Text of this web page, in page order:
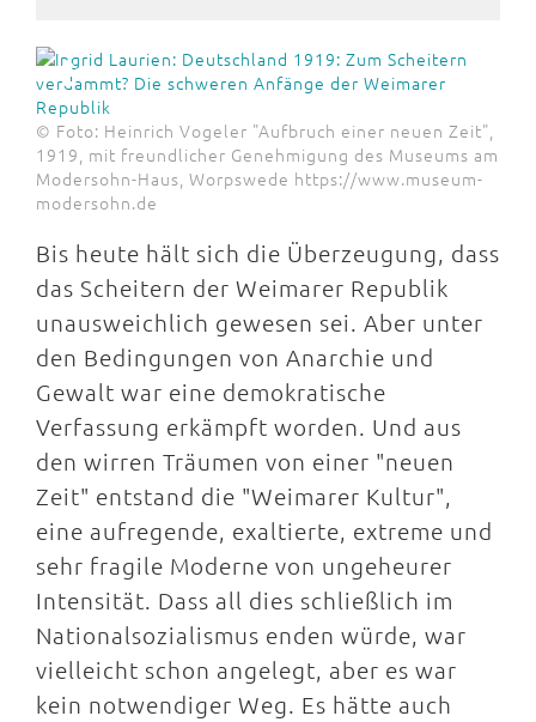
© Foto: Heinrich Vogeler "Aufbruch einer neuen Zeit",
1919, mit freundlicher Genehmigung des Museums am
Modersohn-Haus, Worpswede https://www.museum-
modersohn.de
Bis heute hält sich die Überzeugung, dass
das Scheitern der Weimarer Republik
unausweichlich gewesen sei. Aber unter
den Bedingungen von Anarchie und
Gewalt war eine demokratische
Verfassung erkämpft worden. Und aus
den wirren Träumen von einer "neuen
Zeit" entstand die "Weimarer Kultur",
eine aufregende, exaltierte, extreme und
sehr fragile Moderne von ungeheurer
Intensität. Dass all dies schließlich im
Nationalsozialismus enden würde, war
vielleicht schon angelegt, aber es war
kein notwendiger Weg. Es hätte auch